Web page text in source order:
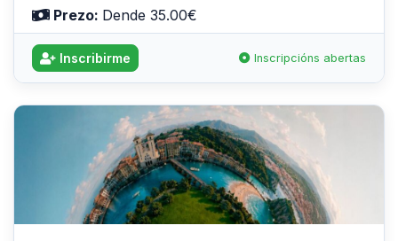
Prezo: Dende 35.00€
Inscribirme Inscripcións abertas